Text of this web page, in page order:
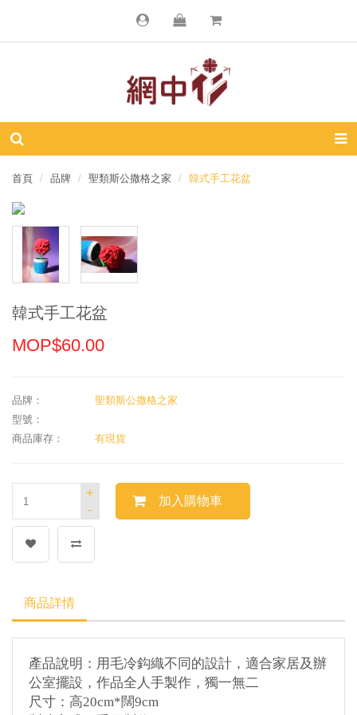
首頁 品牌 聖類斯公撒格之家 韓式手工花盆
韓式手工花盆
MOP$60.00
品牌：
聖類斯公撒格之家
型號：
商品庫存：
有現貨
-
+
加入購物車
商品詳情
產品說明：用毛冷鈎織不同的設計，適合家居及辦
公室擺設，作品全人手製作，獨一無二
尺寸：高20cm*闊9cm